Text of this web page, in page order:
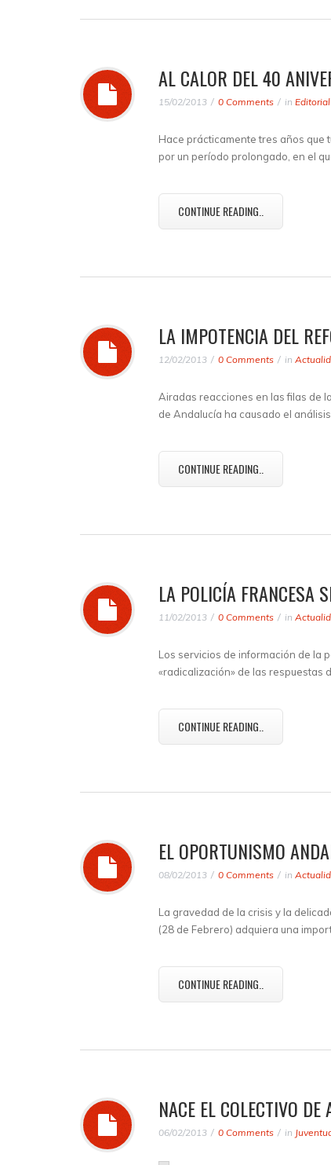
AL CALOR DEL 40
15/02/2013 0 Comments in Editorial
Hace prácticamente tres años que
por un período prolongado, en el
CONTINUE READING..
LA IMPOTENCIA DEL
12/02/2013 0 Comments in
Airadas reacciones en las filas de
de Andalucía ha causado el
CONTINUE READING..
LA POLICÍA FRANCESA
11/02/2013 0 Comments in
Los servicios de información de la
«radicalización» de las respuestas
CONTINUE READING..
EL OPORTUNISMO
08/02/2013 0 Comments in
La gravedad de la crisis y la
(28 de Febrero) adquiera una
CONTINUE READING..
NACE EL COLECTIVO
06/02/2013 0 Comments in